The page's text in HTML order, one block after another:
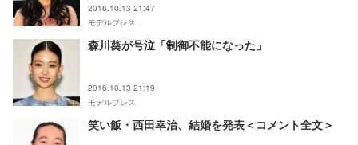
2016.10.13 21:47
モデルプレス
森川葵が号泣「制御不能になった」
2016.10.13 21:19
モデルプレス
笑い飯・西田幸治、結婚を発表＜コメント全文＞